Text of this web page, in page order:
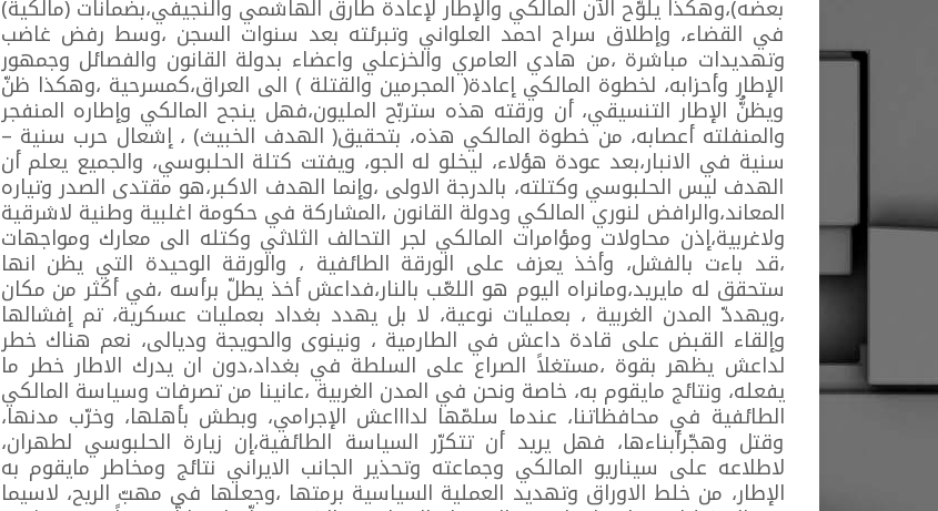
بعضه)،وهكذا يلوّح الآن المالكي والإطار لإعادة طارق الهاشمي والنجيفي،بضمانات (مالكية)
في القضاء، وإطلاق سراح احمد العلواني وتبرئته بعد سنوات السجن ،وسط رفض غاضب
وتهديدات مباشرة ،من هادي العامري والخزعلي واعضاء بدولة القانون والفصائل وجمهور
الإطار وأحزابه، لخطوة المالكي إعادة( المجرمين والقتلة ) الى العراق،كمسرحية ،وهكذا ظنّ
ويظنُّ الإطار التنسيقي، أن ورقته هذه ستربّح المليون،فهل ينجح المالكي وإطاره المنفجر
والمنفلته أعصابه، من خطوة المالكي هذه، بتحقيق( الهدف الخبيث) ، إشعال حرب سنية –
سنية في الانبار،بعد عودة هؤلاء، ليخلو له الجو، ويفتت كتلة الحلبوسي، والجميع يعلم أن
الهدف ليس الحلبوسي وكتلته، بالدرجة الاولى ،وإنما الهدف الاكبر،هو مقتدى الصدر وتياره
المعاند،والرافض لنوري المالكي ودولة القانون ،المشاركة في حكومة اغلبية وطنية لاشرقية
ولاغربية،إذن محاولات ومؤامرات المالكي لجر التحالف الثلاثي وكتله الى معارك ومواجهات
،قد باءت بالفشل، وأخذ يعزف على الورقة الطائفية ، والورقة الوحيدة التي يظن انها
ستحقق له مايريد،ومانراه اليوم هو اللعّب بالنار،فداعش أخذ يطلّ برأسه ،في أكثر من مكان
،ويهددّ المدن الغربية ، بعمليات نوعية، لا بل يهدد بغداد بعمليات عسكرية، تم إفشالها
وإلقاء القبض على قادة داعش في الطارمية ، ونينوى والحويجة وديالى، نعم هناك خطر
لداعش يظهر بقوة ،مستغلاً الصراع على السلطة في بغداد،دون ان يدرك الاطار خطر ما
يفعله، ونتائج مايقوم به، خاصة ونحن في المدن الغربية ،عانينا من تصرفات وسياسة المالكي
الطائفية في محافظاتنا، عندما سلمّها لداااعش الإجرامي، وبطش بأهلها، وخرّب مدنها،
وقتل وهجّرأبناءها، فهل يريد أن تتكرّر السياسة الطائفية،إن زيارة الحلبوسي لطهران،
لاطلاعه على سيناريو المالكي وجماعته وتحذير الجانب الايراني نتائج ومخاطر مايقوم به
الإطار، من خلط الاوراق وتهديد العملية السياسية برمتها ،وجعلها في مهبّ الريح، لاسيما